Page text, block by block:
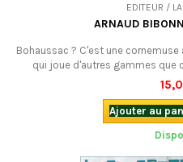
EDITEUR /
ARNAUD
Bohaussac ? C'est une cornemuse
qui joue d'autres gammes que
habitués. Voici un CD centré sur
spécificité de cette cornemuse
encore l’entendre dans la 1ère
Ajouter au